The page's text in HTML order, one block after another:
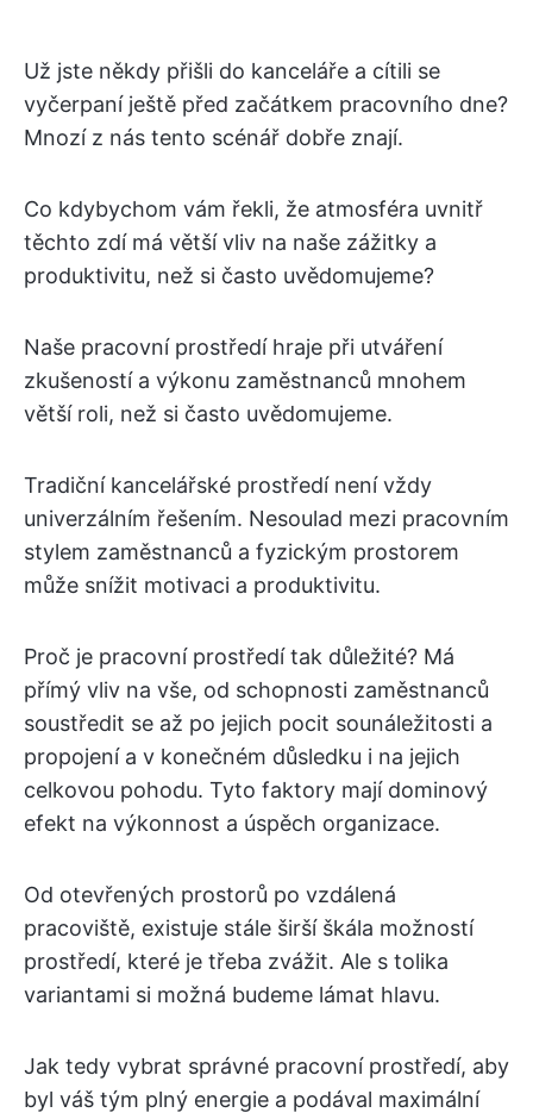
Už jste někdy přišli do kanceláře a cítili se
vyčerpaní ještě před začátkem pracovního dne?
Mnozí z nás tento scénář dobře znají.
Co kdybychom vám řekli, že atmosféra uvnitř
těchto zdí má větší vliv na naše zážitky a
produktivitu, než si často uvědomujeme?
Naše pracovní prostředí hraje při utváření
zkušeností a výkonu zaměstnanců mnohem
větší roli, než si často uvědomujeme.
Tradiční kancelářské prostředí není vždy
univerzálním řešením. Nesoulad mezi pracovním
stylem zaměstnanců a fyzickým prostorem
může snížit motivaci a produktivitu.
Proč je pracovní prostředí tak důležité? Má
přímý vliv na vše, od schopnosti zaměstnanců
soustředit se až po jejich pocit sounáležitosti a
propojení a v konečném důsledku i na jejich
celkovou pohodu. Tyto faktory mají dominový
efekt na výkonnost a úspěch organizace.
Od otevřených prostorů po vzdálená
pracoviště, existuje stále širší škála možností
prostředí, které je třeba zvážit. Ale s tolika
variantami si možná budeme lámat hlavu.
Jak tedy vybrat správné pracovní prostředí, aby
byl váš tým plný energie a podával maximální